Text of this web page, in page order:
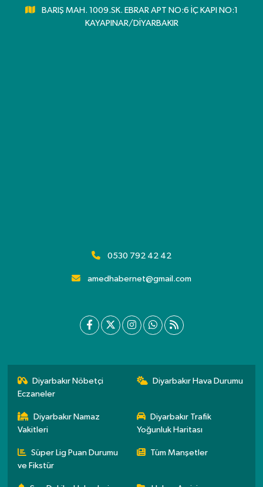
BARIŞ MAH. 1009.SK. EBRAR APT NO:6 İÇ KAPI NO:1
KAYAPINAR/DİYARBAKIR
0530 792 42 42
amedhabernet@gmail.com
Diyarbakır Nöbetçi
Eczaneler
Diyarbakır Hava Durumu
Diyarbakır Namaz
Vakitleri
Diyarbakır Trafik
Yoğunluk Haritası
Süper Lig Puan Durumu
ve Fikstür
Tüm Manşetler